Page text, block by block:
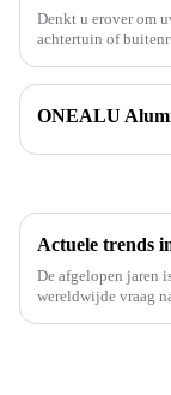
Denkt u erover om
achtertuin of
manieren om dat te
aluminium element
De afgelopen jaren
wereldwijde vraag